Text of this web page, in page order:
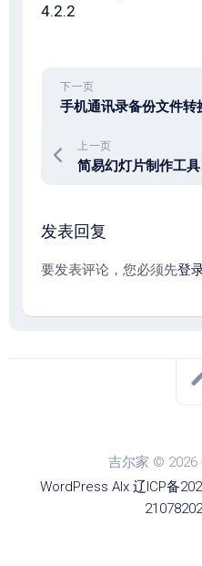
4.2.2
下一页
上一页
发表回复
要发表评论，您必须先登
吉尔家 © 2026
WordPress Alx.辽ICP备